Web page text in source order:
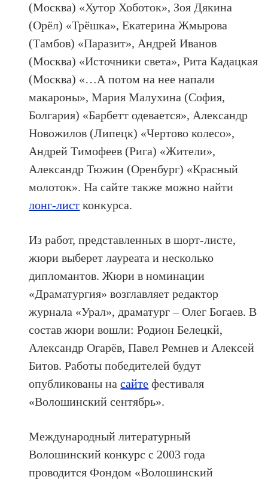
(Москва) «Хутор Хоботок», Зоя Дякина
(Орёл) «Трёшка», Екатерина Жмырова
(Тамбов) «Паразит», Андрей Иванов
(Москва) «Источники света», Рита Кадацкая
(Москва) «…А потом на нее напали
макароны», Мария Малухина (София,
Болгария) «Барбетт одевается», Александр
Новожилов (Липецк) «Чертово колесо»,
Андрей Тимофеев (Рига) «Жители»,
Александр Тюжин (Оренбург) «Красный
молоток». На сайте также можно найти
лонг-лист конкурса.
Из работ, представленных в шорт-листе,
жюри выберет лауреата и несколько
дипломантов. Жюри в номинации
«Драматургия» возглавляет редактор
журнала «Урал», драматург – Олег Богаев. В
состав жюри вошли: Родион Белецкй,
Александр Огарёв, Павел Ремнев и Алексей
Битов. Работы победителей будут
опубликованы насайте фестиваля
«Волошинский сентябрь».
Международный литературный
Волошинский конкурс с 2003 года
проводится Фондом «Волошинский